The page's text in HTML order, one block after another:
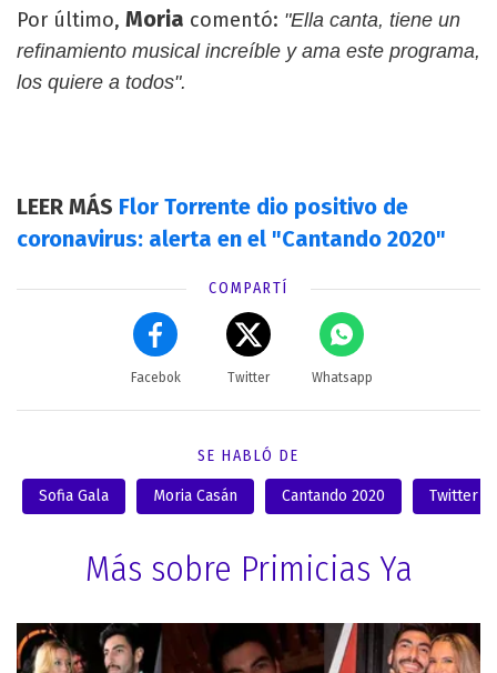
Por último, Moria comentó: "Ella canta, tiene un
refinamiento musical increíble y ama este programa,
los quiere a todos".
LEER MÁS Flor Torrente dio positivo de
coronavirus: alerta en el "Cantando 2020"
COMPARTÍ
Facebok Twitter Whatsapp
SE HABLÓ DE
Sofia Gala Moria Casán Cantando 2020 Twitter
Más sobre Primicias Ya